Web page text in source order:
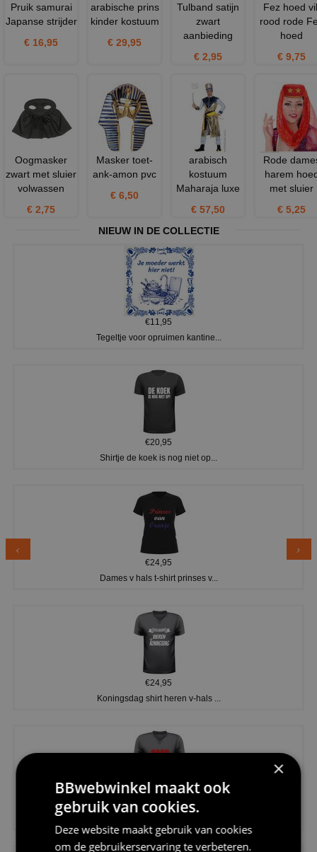
Pruik samurai
Japanse strijder
€ 16,95
arabische prins
kinder kostuum
€ 29,95
Tulband satijn
zwart
aanbieding
€ 2,95
Fez hoed
rood rode
hoed
€ 9,75
Oogmasker
zwart met sluier
volwassen
€ 2,75
Masker toet-
ank-amon pvc
€ 6,50
arabisch
kostuum
Maharaja luxe
€ 57,50
Rode
harem
met sluier
€ 5,25
NIEUW IN DE COLLECTIE
€11,95
Tegeltje voor opruimen kantine...
€20,95
Shirtje de koek is nog niet op...
€24,95
Dames v hals t-shirt prinses v...
€24,95
Koningsdag shirt heren v-hals ...
€24,95
×
BBwebwinkel maakt ook
gebruik van cookies.
Deze website maakt gebruik van cookies
om de gebruikerservaring te verbeteren.